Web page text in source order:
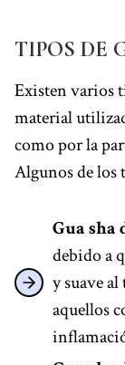
TIPOS DE
Existen varios
material
como por la
Algunos de los
Gua sha
debido a
y suave al
aquellos